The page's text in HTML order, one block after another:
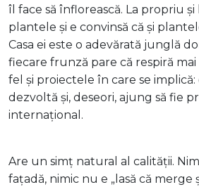
îl face să înflorească. La propriu
plantele și e convinsă că și
Casa ei este o adevărată junglă
fiecare frunză pare că respiră mai
fel și proiectele în care se implică:
dezvoltă și, deseori, ajung să fie
internațional.
Are un simț natural al calității.
fațadă, nimic nu e „lasă că merge